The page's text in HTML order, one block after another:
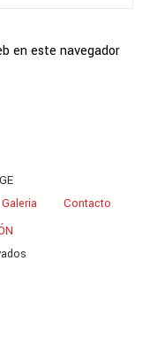
en este navegador
Galeria
Contacto